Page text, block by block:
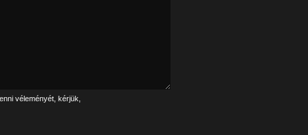
véleményét, kérjük,